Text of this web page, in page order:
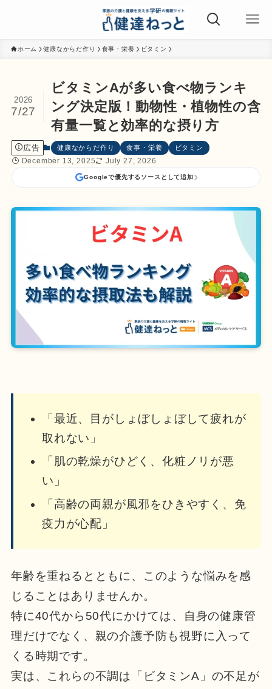
ホーム 健康なからだ作り 食事・栄養 ビタミン
ビタミンAが多い食べ物ランキ
ング決定版！動物性・植物性の含
有量一覧と効率的な摂り方
2026
7/27
広告 健康なからだ作り 食事・栄養 ビタミン
December 13, 2025 July 27, 2026
Googleで優先するソースとして追加
「最近、目がしょぼしょぼして疲れが
取れない」
「肌の乾燥がひどく、化粧ノリが悪
い」
「高齢の両親が風邪をひきやすく、免
疫力が心配」
年齢を重ねるとともに、このような悩みを感
じることはありませんか。
特に40代から50代にかけては、自身の健康管
理だけでなく、親の介護予防も視野に入って
くる時期です。
実は、これらの不調は「ビタミンA」の不足が